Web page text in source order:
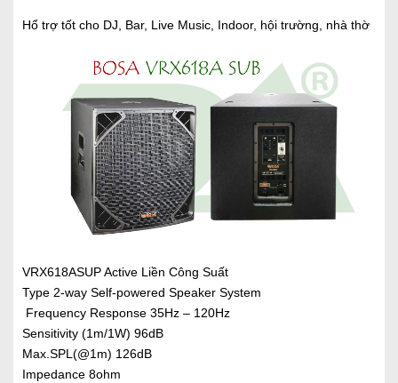
Hổ trợ tốt cho DJ, Bar, Live Music, Indoor, hội trường, nhà thờ
VRX618ASUP Active Liền Công Suất
Type 2-way Self-powered Speaker System
Frequency Response 35Hz – 120Hz
Sensitivity (1m/1W) 96dB
Max.SPL(@1m) 126dB
Impedance 8ohm